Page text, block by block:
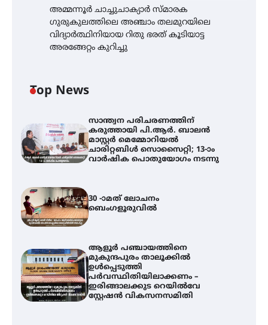
അമ്മന്നൂർ ചാച്ചുചാക്യാർ സ്മാരക
ഗുരുകുലത്തിലെ അഞ്ചാം തലമുറയിലെ
വിദ്യാർത്ഥിനിയായ റിതു ഭരത് കൂടിയാട്ട
അരങ്ങേറ്റം കുറിച്ചു
Top News
സാന്ത്വന പരിചരണത്തിന്
കരുത്തായി പി.ആർ. ബാലൻ
മാസ്റ്റർ മെമ്മോറിയൽ
ചാരിറ്റബിൾ സൊസൈറ്റി; 13-ാം
വാർഷിക പൊതുയോഗം നടന്നു
30 -ാമത് ലോചനം
ബെംഗളൂരുവിൽ
ആളൂർ പഞ്ചായത്തിനെ
മുകുന്ദപുരം താലൂക്കിൽ
ഉൾപ്പെടുത്തി
പർവസ്ഥിതിയിലാക്കണം –
ഇരിങ്ങാലക്കുട റെയിൽവേ
സ്റ്റേഷൻ വികസനസമിതി